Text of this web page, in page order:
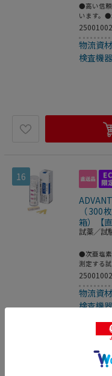
●高い信頼
います。●
きます。
物流資
検査機器
16
（300
箱）【直
試薬／試
●次亜塩素
測定する
（変色表
物流資
検査機